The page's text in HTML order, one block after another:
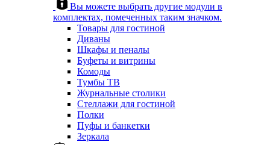
Вы можете выбрать другие модули в
комплектах, помеченных таким значком.
Товары для гостиной
Диваны
Шкафы и пеналы
Буфеты и витрины
Комоды
Тумбы ТВ
Журнальные столики
Стеллажи для гостиной
Полки
Пуфы и банкетки
Зеркала